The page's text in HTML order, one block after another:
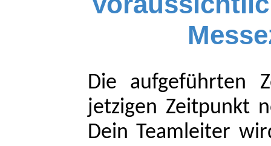
Die aufgeführten
jetzigen Zeitpunkt
Dein Teamleiter